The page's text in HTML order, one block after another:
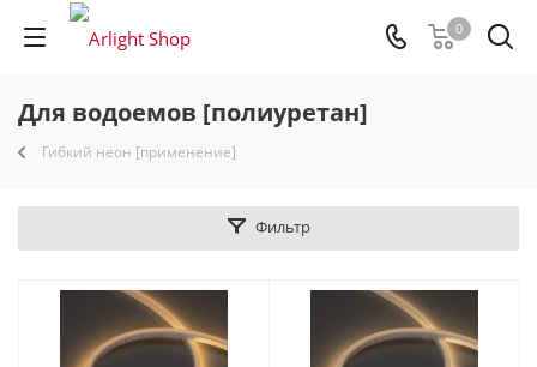
0
Для водоемов [полиуретан]
Гибкий неон [применение]
Фильтр